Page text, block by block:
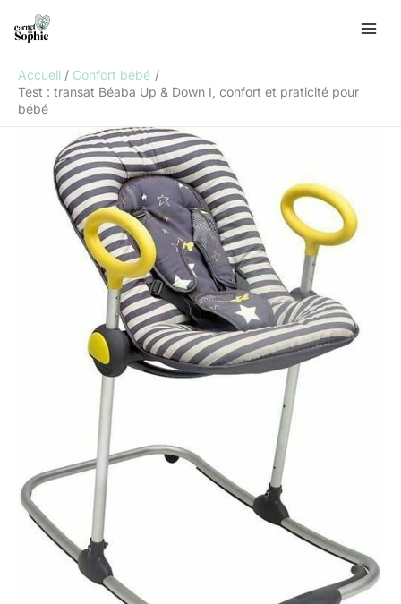
Accueil
Confort bébé
Test : transat Béaba Up & Down I, confort et praticité pour
bébé
e
h
e